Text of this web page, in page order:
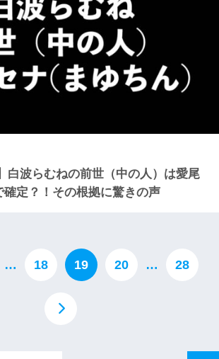
白波らむねの前世（中の人）は愛尾
確定？！その根拠に驚きの声
… 18 19 20 … 28